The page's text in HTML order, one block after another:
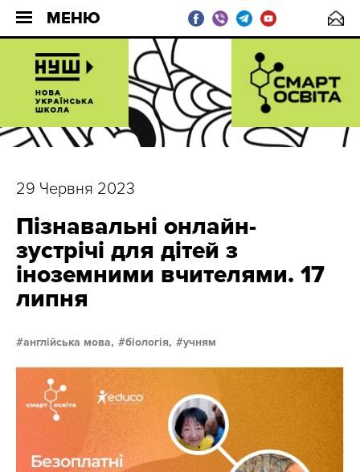
МЕНЮ
29 Червня 2023
Пізнавальні онлайн-
зустрічі для дітей з
іноземними вчителями. 17
липня
англійська мова, біологія, учням